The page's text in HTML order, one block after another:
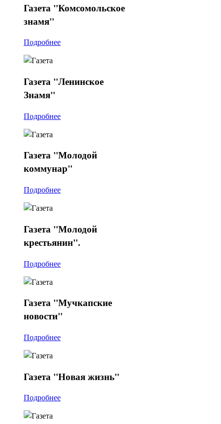
Газета "Комсомольское
знамя"
Подробнее
Газета "Ленинское
Знамя"
Подробнее
Газета "Молодой
коммунар"
Подробнее
Газета "Молодой
крестьянин".
Подробнее
Газета "Мучкапские
новости"
Подробнее
Газета "Новая жизнь"
Подробнее